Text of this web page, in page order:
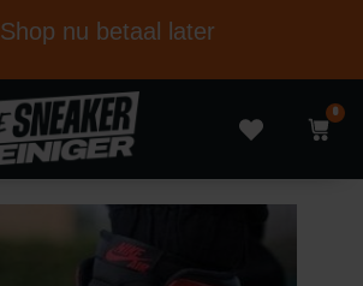
Shop nu betaal later
0